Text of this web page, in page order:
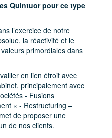
Quintuor pour ce type
l’exercice de notre
la réactivité et le
primordiales dans
en lien étroit avec
principalement avec
- Fusions
« - Restructuring –
de proposer une
de nos clients.